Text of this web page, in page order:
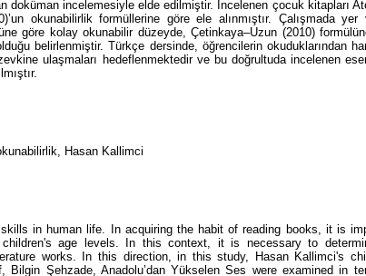
doküman incelemesiyle elde edilmiştir. İncelenen çocuk kitapları
okunabilirlik formüllerine göre ele alınmıştır. Çalışmada yer
göre kolay okunabilir düzeyde, Çetinkaya–Uzun (2010)
belirlenmiştir. Türkçe dersinde, öğrencilerin okuduklarından
ulaşmaları hedeflenmektedir ve bu doğrultuda incelenen
Hasan Kallimci
in human life. In acquiring the habit of reading books, it is
age levels. In this context, it is necessary to
works. In this direction, in this study, Hasan Kallimci's
Bilgin Şehzade, Anadolu’dan Yükselen Ses were examined in